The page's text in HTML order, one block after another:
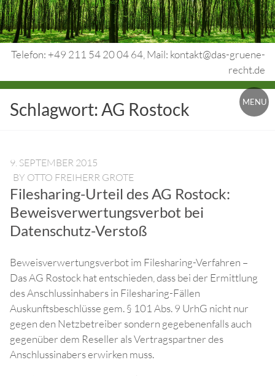
Skip
to
content
Telefon: +49 211 54 20 04 64, Mail: kontakt@das-gruene-
recht.de
Urheberrecht.
Medienrecht.
Rechtsschutz.
MENU
Schlagwort:AG Rostock
9. SEPTEMBER 2015
BY OTTO FREIHERR GROTE
Filesharing-Urteil des AG Rostock:
Beweisverwertungsverbot bei
Datenschutz-Verstoß
Beweisverwertungsverbot im Filesharing-Verfahren –
Das AG Rostock hat entschieden, dass bei der Ermittlung
des Anschlussinhabers in Filesharing-Fällen
Auskunftsbeschlüsse gem. § 101 Abs. 9 UrhG nicht nur
gegen den Netzbetreiber sondern gegebenenfalls auch
gegenüber dem Reseller als Vertragspartner des
Anschlussinabers erwirken muss.